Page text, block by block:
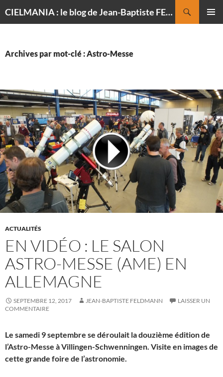
CIELMANIA : le blog de Jean-Baptiste FELDMANN, photographe du ciel
Archives par mot-clé : Astro-Messe
ACTUALITÉS
EN VIDÉO : LE SALON
ASTRO-MESSE (AME) EN
ALLEMAGNE
SEPTEMBRE 12, 2017 JEAN-BAPTISTE FELDMANN
LAISSER UN
COMMENTAIRE
Le samedi 9 septembre se déroulait la douzième édition de
l’Astro-Messe à Villingen-Schwenningen. Visite en images de
cette grande foire de l’astronomie.